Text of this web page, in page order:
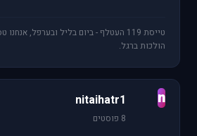
טייסת 119 העטלף - ביום בליל ובערפל,
הולכות ברגל.
n
nitaihatr1
8 פוסטים